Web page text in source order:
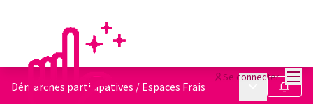
Se connecter
Démarches participatives / Espaces Frais Menu Suivre